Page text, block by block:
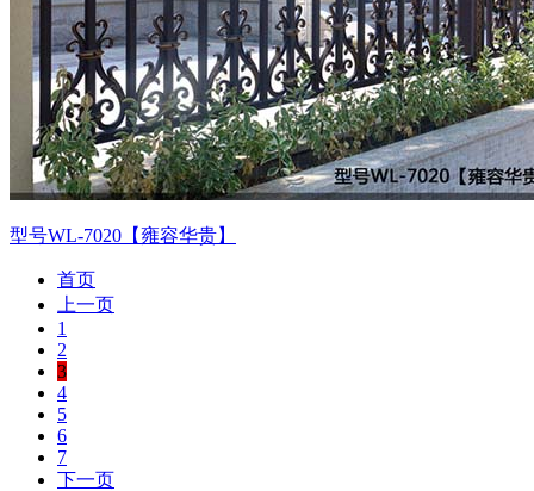
型号WL-7020【雍容华贵】
首页
上一页
1
2
3
4
5
6
7
下一页